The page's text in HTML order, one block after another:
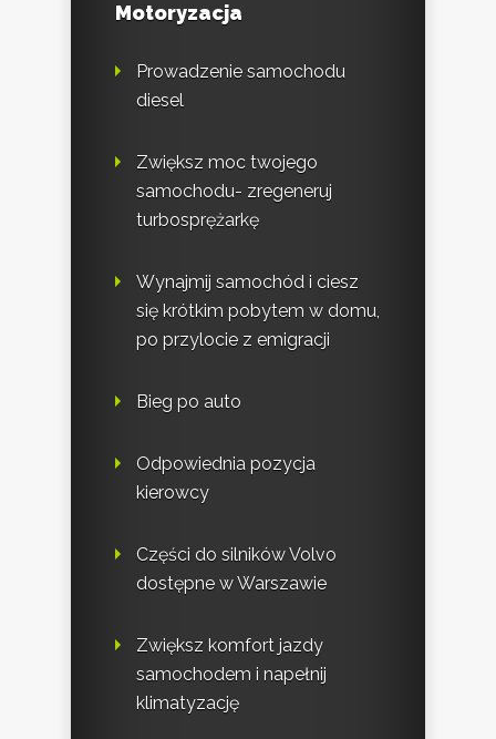
Motoryzacja
Prowadzenie samochodu
diesel
Zwiększ moc twojego
samochodu- zregeneruj
turbosprężarkę
Wynajmij samochód i ciesz
się krótkim pobytem w domu,
po przylocie z emigracji
Bieg po auto
Odpowiednia pozycja
kierowcy
Części do silników Volvo
dostępne w Warszawie
Zwiększ komfort jazdy
samochodem i napełnij
klimatyzację